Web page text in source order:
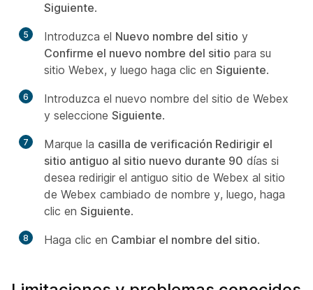
Siguiente.
5 Introduzca el Nuevo nombre del sitio y
Confirme el nuevo nombre del sitio para su
sitio Webex, y luego haga clic en Siguiente.
6
Introduzca el nuevo nombre del sitio de Webex
y seleccione Siguiente.
7 Marque la casilla de verificación Redirigir el
sitio antiguo al sitio nuevo durante 90 días si
desea redirigir el antiguo sitio de Webex al sitio
de Webex cambiado de nombre y, luego, haga
clic en Siguiente.
8 Haga clic en Cambiar el nombre del sitio.